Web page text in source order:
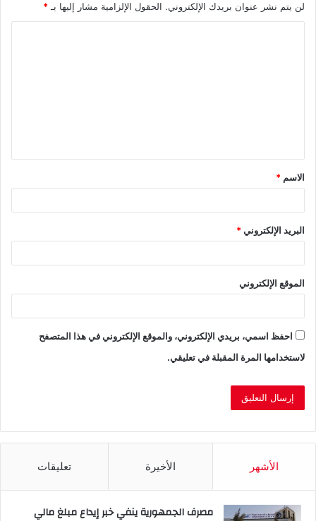
لن يتم نشر عنوان بريدك الإلكتروني. الحقول الإلزامية مشار إليها بـ*
ق
*
الاسم *
البريد الإلكتروني*
الموقع الإلكتروني
احفظ اسمي، بريدي الإلكتروني، والموقع الإلكتروني في هذا المتصفح
لاستخدامها المرة المقبلة في تعليقي.
الأشهر الأخيرة تعليقات
مصرف الجمهورية ينفي خبر إيداع مبلغ مالي